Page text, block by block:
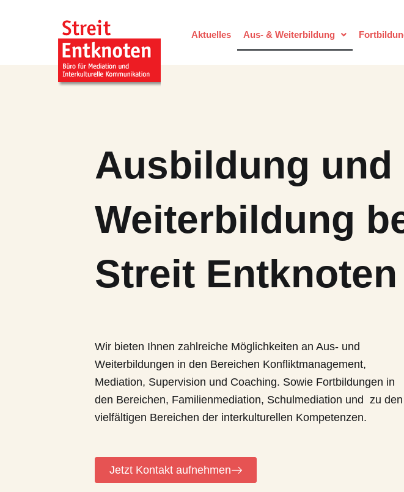
Aktuelles Aus- & Weiterbildung
Ausbildung und
Weiterbildung
Streit Entknoten
Wir bieten Ihnen zahlreiche Möglichkeiten an Aus- und
Weiterbildungen in den Bereichen Konfliktmanagement,
Mediation, Supervision und Coaching. Sowie Fortbildungen in
den Bereichen, Familienmediation, Schulmediation und zu den
vielfältigen Bereichen der interkulturellen Kompetenzen.
Jetzt Kontakt aufnehmen